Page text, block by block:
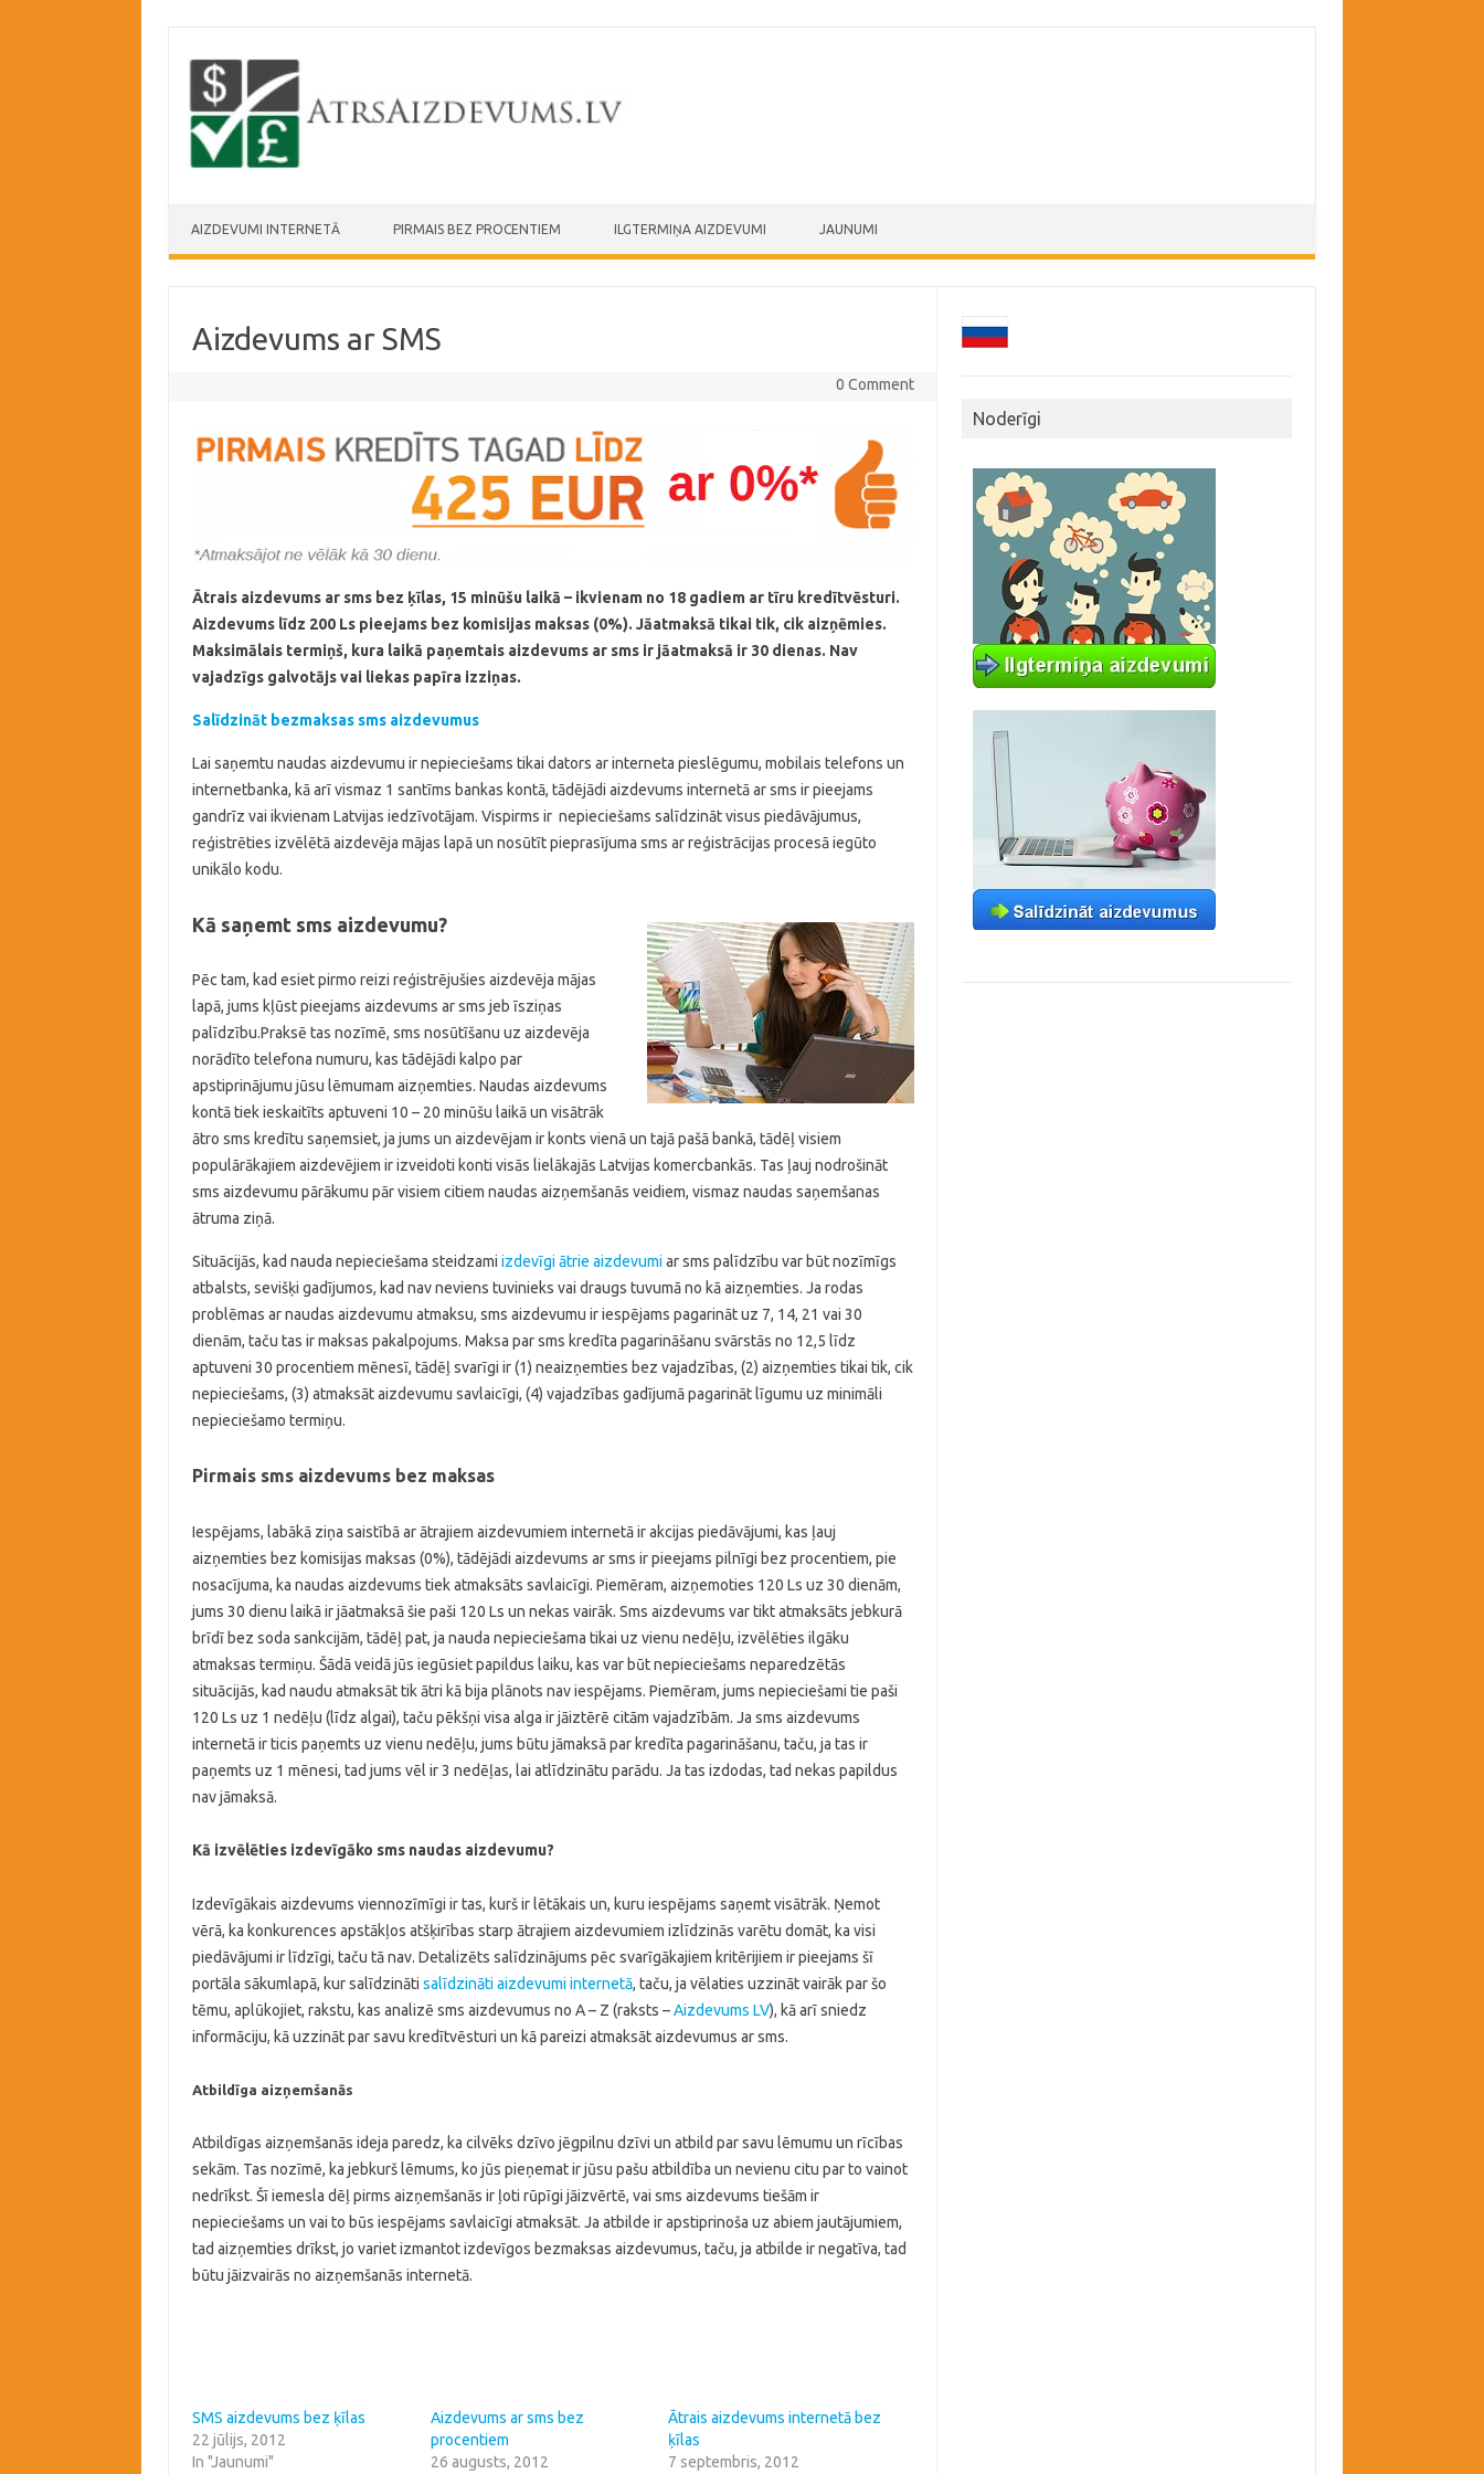
AIZDEVUMI INTERNETĀ PIRMAIS BEZ PROCENTIEM ILGTERMIŅA AIZDEVUMI JAUNUMI
Aizdevums ar SMS
0 Comment
Ātrais aizdevums ar sms bez ķīlas, 15 minūšu laikā – ikvienam no 18 gadiem ar tīru kredītvēsturi.
Aizdevums līdz 200 Ls pieejams bez komisijas maksas (0%). Jāatmaksā tikai tik, cik aizņēmies.
Maksimālais termiņš, kura laikā paņemtais aizdevums ar sms ir jāatmaksā ir 30 dienas. Nav
vajadzīgs galvotājs vai liekas papīra izziņas.
Salīdzināt bezmaksas sms aizdevumus
Lai saņemtu naudas aizdevumu ir nepieciešams tikai dators ar interneta pieslēgumu, mobilais telefons un
internetbanka, kā arī vismaz 1 santīms bankas kontā, tādējādi aizdevums internetā ar sms ir pieejams
gandrīz vai ikvienam Latvijas iedzīvotājam. Vispirms ir nepieciešams salīdzināt visus piedāvājumus,
reģistrēties izvēlētā aizdevēja mājas lapā un nosūtīt pieprasījuma sms ar reģistrācijas procesā iegūto
unikālo kodu.
Kā saņemt sms aizdevumu?
Pēc tam, kad esiet pirmo reizi reģistrējušies aizdevēja mājas
lapā, jums kļūst pieejams aizdevums ar sms jeb īsziņas
palīdzību.Praksē tas nozīmē, sms nosūtīšanu uz aizdevēja
norādīto telefona numuru, kas tādējādi kalpo par
apstiprinājumu jūsu lēmumam aizņemties. Naudas aizdevums
kontā tiek ieskaitīts aptuveni 10 – 20 minūšu laikā un visātrāk
ātro sms kredītu saņemsiet, ja jums un aizdevējam ir konts vienā un tajā pašā bankā, tādēļ visiem
populārākajiem aizdevējiem ir izveidoti konti visās lielākajās Latvijas komercbankās. Tas ļauj nodrošināt
sms aizdevumu pārākumu pār visiem citiem naudas aizņemšanās veidiem, vismaz naudas saņemšanas
ātruma ziņā.
Situācijās, kad nauda nepieciešama steidzami izdevīgi ātrie aizdevumiar sms palīdzību var būt nozīmīgs
atbalsts, sevišķi gadījumos, kad nav neviens tuvinieks vai draugs tuvumā no kā aizņemties. Ja rodas
problēmas ar naudas aizdevumu atmaksu, sms aizdevumu ir iespējams pagarināt uz 7, 14, 21 vai 30
dienām, taču tas ir maksas pakalpojums. Maksa par sms kredīta pagarināšanu svārstās no 12,5 līdz
aptuveni 30 procentiem mēnesī, tādēļ svarīgi ir (1) neaizņemties bez vajadzības, (2) aizņemties tikai tik, cik
nepieciešams, (3) atmaksāt aizdevumu savlaicīgi, (4) vajadzības gadījumā pagarināt līgumu uz minimāli
nepieciešamo termiņu.
Pirmais sms aizdevums bez maksas
Iespējams, labākā ziņa saistībā ar ātrajiem aizdevumiem internetā ir akcijas piedāvājumi, kas ļauj
aizņemties bez komisijas maksas (0%), tādējādi aizdevums ar sms ir pieejams pilnīgi bez procentiem, pie
nosacījuma, ka naudas aizdevums tiek atmaksāts savlaicīgi. Piemēram, aizņemoties 120 Ls uz 30 dienām,
jums 30 dienu laikā ir jāatmaksā šie paši 120 Ls un nekas vairāk. Sms aizdevums var tikt atmaksāts jebkurā
brīdī bez soda sankcijām, tādēļ pat, ja nauda nepieciešama tikai uz vienu nedēļu, izvēlēties ilgāku
atmaksas termiņu. Šādā veidā jūs iegūsiet papildus laiku, kas var būt nepieciešams neparedzētās
situācijās, kad naudu atmaksāt tik ātri kā bija plānots nav iespējams. Piemēram, jums nepieciešami tie paši
120 Ls uz 1 nedēļu (līdz algai), taču pēkšņi visa alga ir jāiztērē citām vajadzībām. Ja sms aizdevums
internetā ir ticis paņemts uz vienu nedēļu, jums būtu jāmaksā par kredīta pagarināšanu, taču, ja tas ir
paņemts uz 1 mēnesi, tad jums vēl ir 3 nedēļas, lai atlīdzinātu parādu. Ja tas izdodas, tad nekas papildus
nav jāmaksā.
Kā izvēlēties izdevīgāko sms naudas aizdevumu?
Izdevīgākais aizdevums viennozīmīgi ir tas, kurš ir lētākais un, kuru iespējams saņemt visātrāk. Ņemot
vērā, ka konkurences apstākļos atšķirības starp ātrajiem aizdevumiem izlīdzinās varētu domāt, ka visi
piedāvājumi ir līdzīgi, taču tā nav. Detalizēts salīdzinājums pēc svarīgākajiem kritērijiem ir pieejams šī
portāla sākumlapā, kur salīdzināti salīdzināti aizdevumi internetā, taču, ja vēlaties uzzināt vairāk par šo
tēmu, aplūkojiet, rakstu, kas analizē sms aizdevumus no A – Z (raksts –Aizdevums LV), kā arī sniedz
informāciju, kā uzzināt par savu kredītvēsturi un kā pareizi atmaksāt aizdevumus ar sms.
Atbildīga aizņemšanās
Atbildīgas aizņemšanās ideja paredz, ka cilvēks dzīvo jēgpilnu dzīvi un atbild par savu lēmumu un rīcības
sekām. Tas nozīmē, ka jebkurš lēmums, ko jūs pieņemat ir jūsu pašu atbildība un nevienu citu par to vainot
nedrīkst. Šī iemesla dēļ pirms aizņemšanās ir ļoti rūpīgi jāizvērtē, vai sms aizdevums tiešām ir
nepieciešams un vai to būs iespējams savlaicīgi atmaksāt. Ja atbilde ir apstiprinoša uz abiem jautājumiem,
tad aizņemties drīkst, jo variet izmantot izdevīgos bezmaksas aizdevumus, taču, ja atbilde ir negatīva, tad
būtu jāizvairās no aizņemšanās internetā.
SMS aizdevums bez ķīlas
22 jūlijs, 2012
In "Jaunumi"
Aizdevums ar sms bez
procentiem
26 augusts, 2012
Ātrais aizdevums internetā bez
ķīlas
7 septembris, 2012
Noderīgi